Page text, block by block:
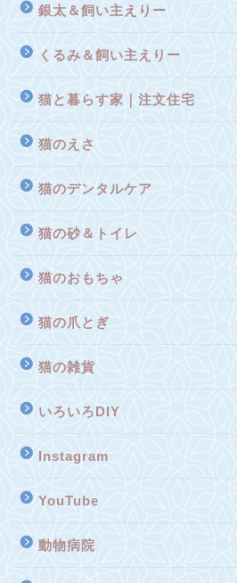
銀太＆飼い主えりー
くるみ＆飼い主えりー
猫と暮らす家｜注文住宅
猫のえさ
猫のデンタルケア
猫の砂＆トイレ
猫のおもちゃ
猫の爪とぎ
猫の雑貨
いろいろDIY
Instagram
YouTube
動物病院